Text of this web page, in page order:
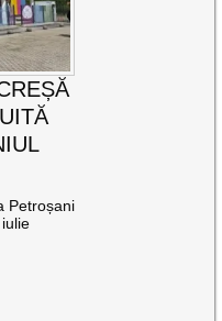
Petroșani